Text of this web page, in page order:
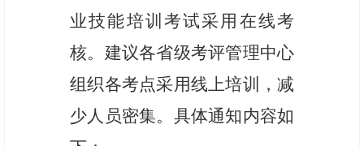
业技能培训考试采用 在线考
核。建议各省级考评管理中心
组织各考点采用线上培训，减
少人员密集。具体通知内容如